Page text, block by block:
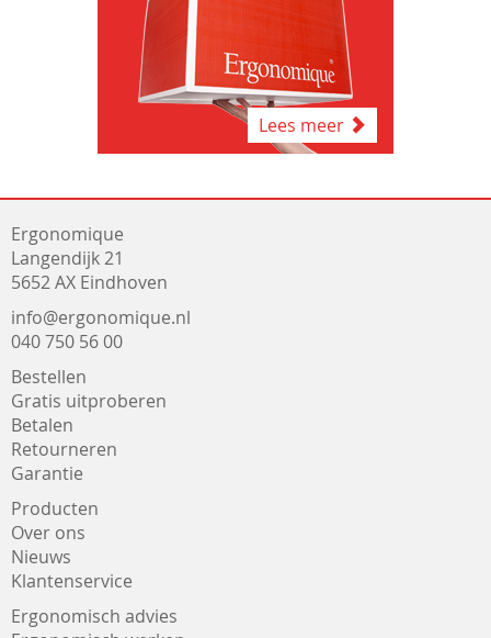
Lees meer
Ergonomique
Langendijk 21
5652 AX Eindhoven
info@ergonomique.nl
040 750 56 00
Bestellen
Gratis uitproberen
Betalen
Retourneren
Garantie
Producten
Over ons
Nieuws
Klantenservice
Ergonomisch advies